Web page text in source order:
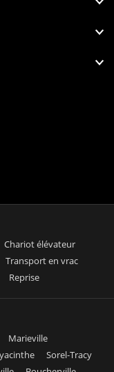
Chariot élévateur
Transport en vrac
Reprise
Marieville
Sorel-Tracy